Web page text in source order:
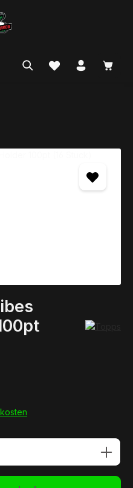
den gewünschten